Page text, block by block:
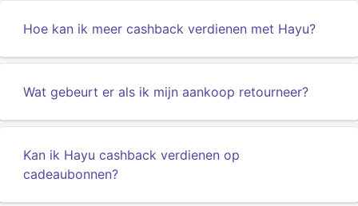
Hoe kan ik meer cashback verdienen met Hayu?
Wat gebeurt er als ik mijn aankoop retourneer?
Kan ik Hayu cashback verdienen op
cadeaubonnen?